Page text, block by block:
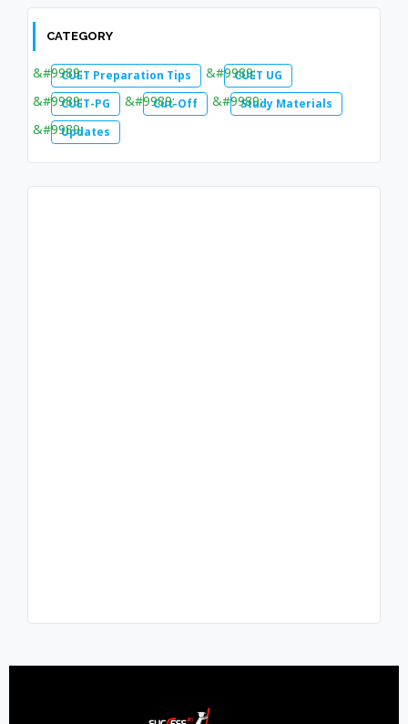
CATEGORY
CUET Preparation Tips
CUET UG
CUET-PG
Cut-Off
Study Materials
Updates